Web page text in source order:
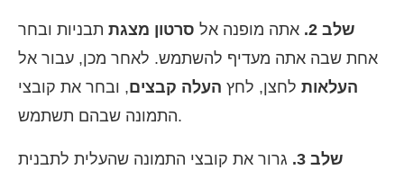
שלב 2. אתה מופנה אל סרטון מצגת תבניות ובחר
אחת שבה אתה מעדיף להשתמש. לאחר מכן, עבור אל
העלאות לחצן, לחץ העלה קבצים, ובחר את קובצי
התמונה שבהם תשתמש.
שלב 3.
גרור את קובצי התמונה שהעלית לתבנית